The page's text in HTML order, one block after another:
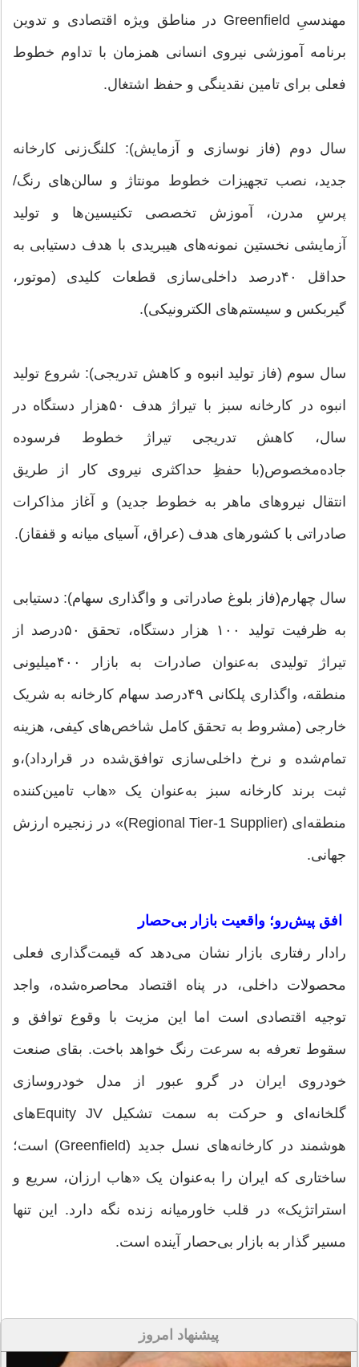
مهندسیِ Greenfield در مناطق ویژه اقتصادی و تدوین
برنامه‌ آموزشی نیروی انسانی همزمان با تداوم خطوط
فعلی برای تامین نقدینگی و حفظ اشتغال.
سال دوم (فاز نوسازی و آزمایش): کلنگ‌زنی کارخانه‌
جدید، نصب تجهیزات خطوط مونتاژ و سالن‌های رنگ/
پرسِ مدرن، آموزش تخصصی تکنیسین‌ها و تولید
آزمایشی نخستین نمونه‌های هیبریدی با هدف دستیابی به
حداقل ۴۰‌درصد داخلی‌سازی قطعات کلیدی (موتور،
گیربکس و سیستم‌های الکترونیکی).
سال سوم (فاز تولید انبوه و کاهش تدریجی): شروع تولید
انبوه در کارخانه سبز با تیراژ هدف ۵۰‌هزار دستگاه در
سال، کاهش تدریجی تیراژ خطوط فرسوده
جاده‌مخصوص(با حفظِ حداکثری نیروی کار از طریق
انتقال نیروهای ماهر به خطوط جدید) و آغاز مذاکرات
صادراتی با کشورهای هدف (عراق، آسیای میانه و قفقاز).
سال چهارم(فاز بلوغ صادراتی و واگذاری سهام): دستیابی
به ظرفیت تولید ۱۰۰ هزار دستگاه، تحقق ۵۰درصد از
تیراژ تولیدی به‌عنوان صادرات به بازار ۴۰۰‌میلیونی
منطقه، واگذاری پلکانی ۴۹درصد سهام کارخانه به شریک
خارجی (مشروط به تحقق کامل شاخص‌های کیفی، هزینه
تمام‌شده و نرخ داخلی‌سازی توافق‌شده در قرارداد)،و
ثبت برند کارخانه سبز به‌عنوان یک «هاب تامین‌کننده
منطقه‌ای (Regional Tier-1 Supplier)» در زنجیره ارزش
جهانی.
افق پیش‌رو؛ واقعیت بازار بی‌حصار
رادار رفتاری بازار نشان می‌دهد که قیمت‌گذاری فعلی
محصولات داخلی، در پناه اقتصاد محاصره‌شده، واجد
توجیه اقتصادی است اما این مزیت با وقوع توافق و
سقوط تعرفه به سرعت رنگ خواهد باخت. بقای صنعت
خودروی ایران در گرو عبور از مدل خودروسازی
گلخانه‌ای و حرکت به سمت تشکیل Equity JVهای
هوشمند در کارخانه‌های نسل جدید (Greenfield) است؛
ساختاری که ایران را به‌عنوان یک «هاب ارزان، سریع و
استراتژیک» در قلب خاورمیانه زنده نگه دارد. این تنها
مسیر گذار به بازار بی‌حصار آینده است.
پیشنهاد امروز